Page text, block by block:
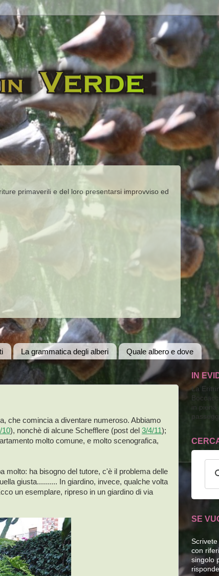
primaverili e del loro presentarsi improvviso ed
La grammatica degli alberi Quale albero e dove
che comincia a diventare numeroso. Abbiamo
10), nonchè di alcune Schefflere (post del 3/4/11);
molto comune, e molto scenografica,
molto: ha bisogno del tutore, c'è il problema delle
giusta.......... In giardino, invece, qualche volta
un esemplare, ripreso in un giardino di via
IN
La
in piena
SE
con
singolo